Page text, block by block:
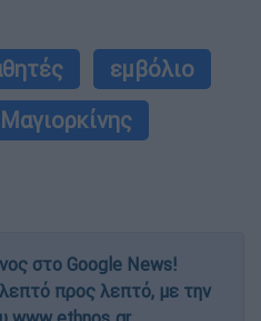
εμβόλιο
στο Google News!
λεπτό προς λεπτό, με την